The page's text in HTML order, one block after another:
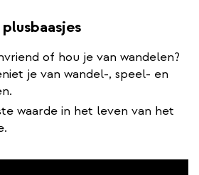
of hou je van wandelen?
je van wandel-, speel- en
waarde in het leven van het